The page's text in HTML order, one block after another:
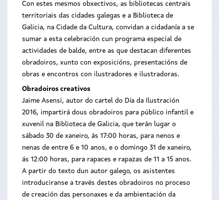
Con estes mesmos obxectivos, as bibliotecas centrais
territoriais das cidades galegas e a Biblioteca de
Galicia, na Cidade da Cultura, convidan a cidadanía a se
sumar a esta celebración cun programa especial de
actividades de balde, entre as que destacan diferentes
obradoiros, xunto con exposicións, presentacións de
obras e encontros con ilustradores e ilustradoras.
Obradoiros creativos
Jaime Asensi, autor do cartel do Día da Ilustración
2016, impartirá dous obradoiros para público infantil e
xuvenil na Biblioteca de Galicia, que terán lugar o
sábado 30 de xaneiro, ás 17:00 horas, para nenos e
nenas de entre 6 e 10 anos, e o domingo 31 de xaneiro,
ás 12:00 horas, para rapaces e rapazas de 11 a 15 anos.
A partir do texto dun autor galego, os asistentes
introduciranse a través destes obradoiros no proceso
de creación das personaxes e da ambientación da